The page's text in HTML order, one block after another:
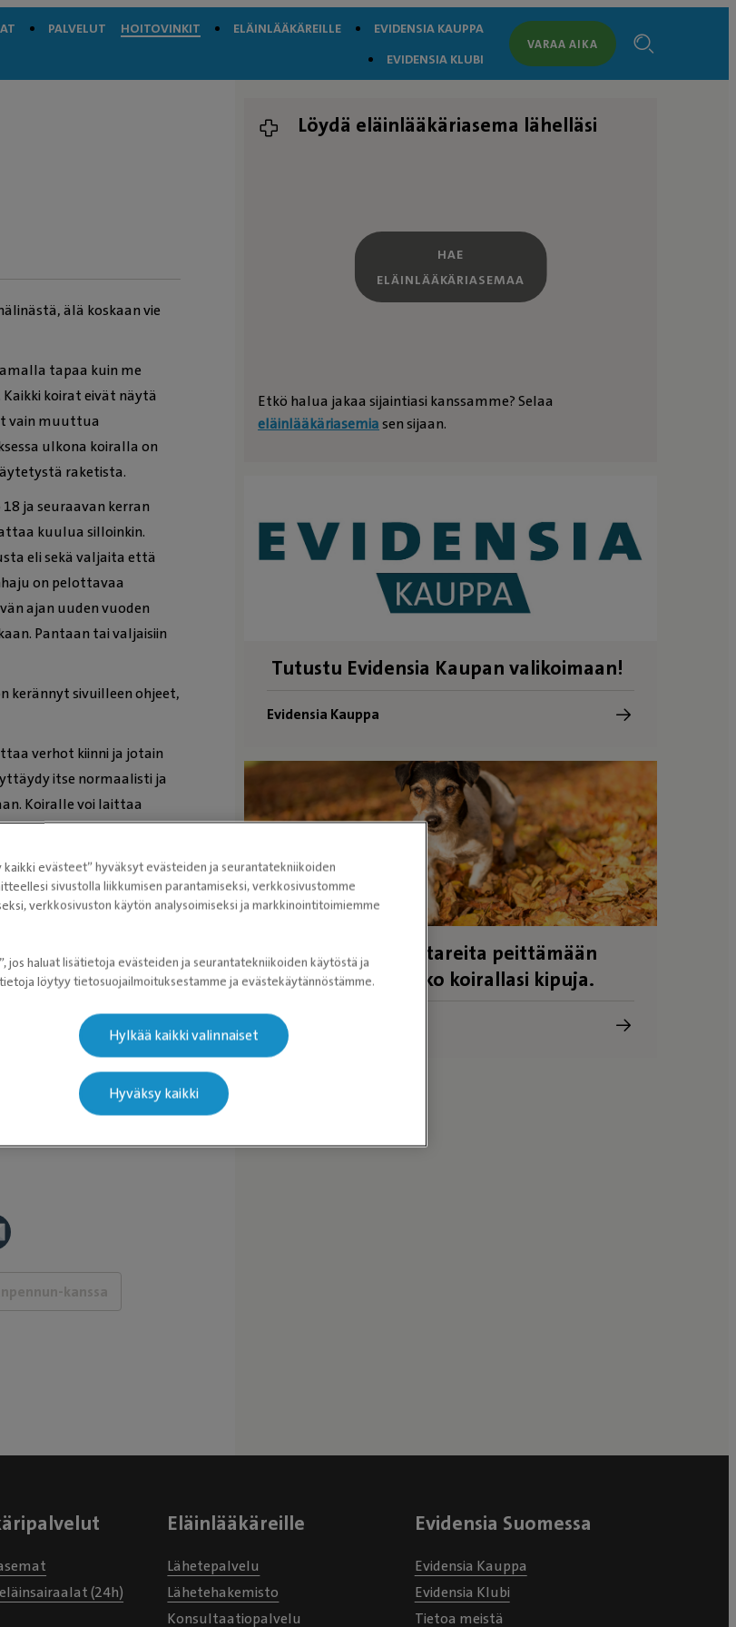
PALVELUT HOITOVINKIT ELÄINLÄÄKÄREILLE
EVIDENSIA KAUPPA
EVIDENSIA KLUBI
VARAA AIKA
älä koskaan vie
tapaa kuin me
koirat eivät näytä
vain muuttua
ulkona koiralla on
raketista.
ja seuraavan kerran
kuulua silloinkin.
eli sekä valjaita että
on pelottavaa
ajan uuden vuoden
Pantaan tai valjaisiin
kerännyt sivuilleen ohjeet,
verhot kiinni ja jotain
itse normaalisti ja
Koiralle voi laittaa
ajan. Älä jätä koiraa
pelkoa, voit
Niistä on eri muotoja,
koiran kaulaan
lääkkeiden
tapahtumaa.
ja muita koiran oloa
on
kanssa
Löydä eläinlääkäriasema lähelläsi
HAE
ELÄINLÄÄKÄRIASEMAA
Etkö halua jakaa sijaintiasi kanssamme? Selaa
eläinlääkäriasemiasen sijaan.
Tutustu Evidensia Kaupan valikoimaan!
Evidensia Kauppa
Eläimet ovat mestareita peittämään
kipua. Testaa, onko koirallasi kipuja.
Kipukysely
(24h)
Eläinlääkäreille
Lähetepalvelu
Lähetehakemisto
Konsultaatiopalvelu
Evidensia Suomessa
Evidensia Kauppa
Evidensia Klubi
Tietoa meistä
kaikki evästeet” hyväksyt evästeiden ja seurantatekniikoiden
sivustolla liikkumisen parantamiseksi, verkkosivustomme
verkkosivuston käytön analysoimiseksi ja markkinointitoimiemme
jos haluat lisätietoja evästeiden ja seurantatekniikoiden käytöstä ja
löytyy tietosuojailmoituksestamme ja evästekäytännöstämme.
Hylkää kaikki valinnaiset
Hyväksy kaikki